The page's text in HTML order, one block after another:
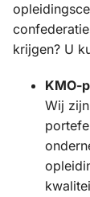
krijgen? U
KMO-
Wij